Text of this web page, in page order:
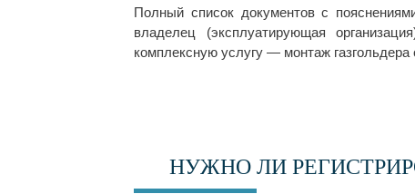
Полный список документов с
владелец (эксплуатирующая
комплексную услугу — монтаж газгольдера
НУЖНО ЛИ